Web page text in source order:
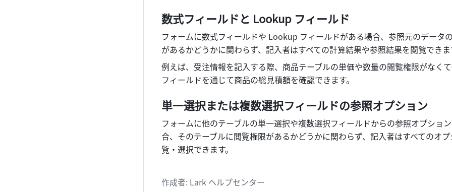
数式フィールドと Lookup フィールド
フォームに数式フィールドや Lookup フィールドがある場合、参照元のデータ
があるかどうかに関わらず、記入者はすべての計算結果や参照結果を閲覧でき
例えば、受注情報を記入する際、商品テーブルの単価や数量の閲覧権限がなく
フィールドを通じて商品の総見積額を確認できます。
単一選択または複数選択フィールドの参照オプション
フォームに他のテーブルの単一選択や複数選択フィールドからの参照オプショ
合、そのテーブルに閲覧権限があるかどうかに関わらず、記入者はすべてのオ
覧・選択できます。
作成者: Lark ヘルプセンター